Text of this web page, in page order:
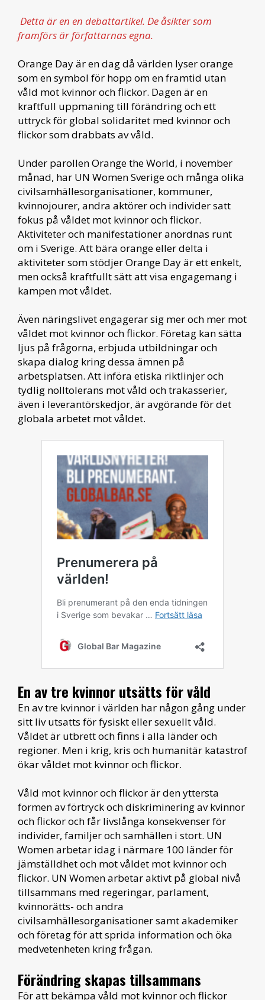
Detta är en en debattartikel. De åsikter som
framförs är författarnas egna.
Orange Day är en dag då världen lyser orange
som en symbol för hopp om en framtid utan
våld mot kvinnor och flickor. Dagen är en
kraftfull uppmaning till förändring och ett
uttryck för global solidaritet med kvinnor och
flickor som drabbats av våld.
Under parollen Orange the World, i november
månad, har UN Women Sverige och många olika
civilsamhällesorganisationer, kommuner,
kvinnojourer, andra aktörer och individer satt
fokus på våldet mot kvinnor och flickor.
Aktiviteter och manifestationer anordnas runt
om i Sverige. Att bära orange eller delta i
aktiviteter som stödjer Orange Day är ett enkelt,
men också kraftfullt sätt att visa engagemang i
kampen mot våldet.
Även näringslivet engagerar sig mer och mer mot
våldet mot kvinnor och flickor. Företag kan sätta
ljus på frågorna, erbjuda utbildningar och
skapa dialog kring dessa ämnen på
arbetsplatsen. Att införa etiska riktlinjer och
tydlig nolltolerans mot våld och trakasserier,
även i leverantörskedjor, är avgörande för det
globala arbetet mot våldet.
En av tre kvinnor utsätts för våld
En av tre kvinnor i världen har någon gång under
sitt liv utsatts för fysiskt eller sexuellt våld.
Våldet är utbrett och finns i alla länder och
regioner. Men i krig, kris och humanitär katastrof
ökar våldet mot kvinnor och flickor.
Våld mot kvinnor och flickor är den yttersta
formen av förtryck och diskriminering av kvinnor
och flickor och får livslånga konsekvenser för
individer, familjer och samhällen i stort. UN
Women arbetar idag i närmare 100 länder för
jämställdhet och mot våldet mot kvinnor och
flickor. UN Women arbetar aktivt på global nivå
tillsammans med regeringar, parlament,
kvinnorätts- och andra
civilsamhällesorganisationer samt akademiker
och företag för att sprida information och öka
medvetenheten kring frågan.
Förändring skapas tillsammans
För att bekämpa våld mot kvinnor och flickor